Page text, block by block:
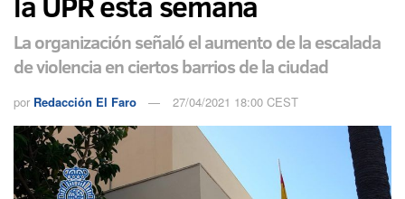
La organización señaló el aumento de la escalada
de violencia en ciertos barrios de la ciudad
por Redacción El Faro 27/04/2021 18:00 CEST